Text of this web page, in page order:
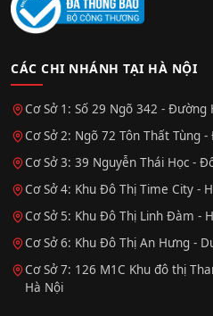
CÁC CHI NHÁNH TẠI HÀ NỘI
Cơ Sở 1: Số 29 Ngõ 342 - Đường
Cơ Sở 2: Ngõ 72 Tôn Thất Tùng
Cơ Sở 3: 39 Nguyễn Thái Học -
Cơ Sở 4: Khu Đô Thị Time City -
Cơ Sở 5: Khu Đô Thị Linh Đàm -
Cơ Sở 6: Khu Đô Thị An Hưng -
Cơ Sở 7: 126 M1C Khu đô thị
Hà Nội